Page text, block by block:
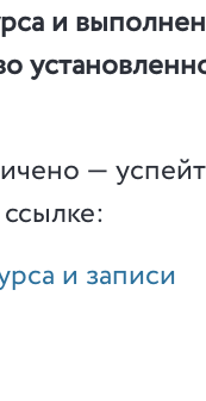
и
—
и записи